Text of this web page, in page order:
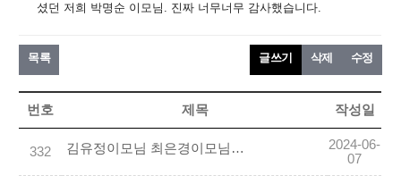
셨던 저희 박명순 이모님. 진짜 너무너무 감사했습니다.
목록 수정
삭제
글쓰기
번호 제목 작성일
332 김유정이모님 최은경이모님 감사합니다
2024-06-
07